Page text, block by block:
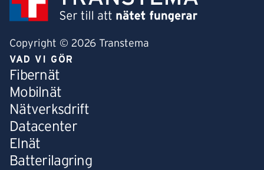
Copyright © 2026 Transtema
VAD VI GÖR
Fibernät
Mobilnät
Nätverksdrift
Datacenter
Elnät
Batterilagring